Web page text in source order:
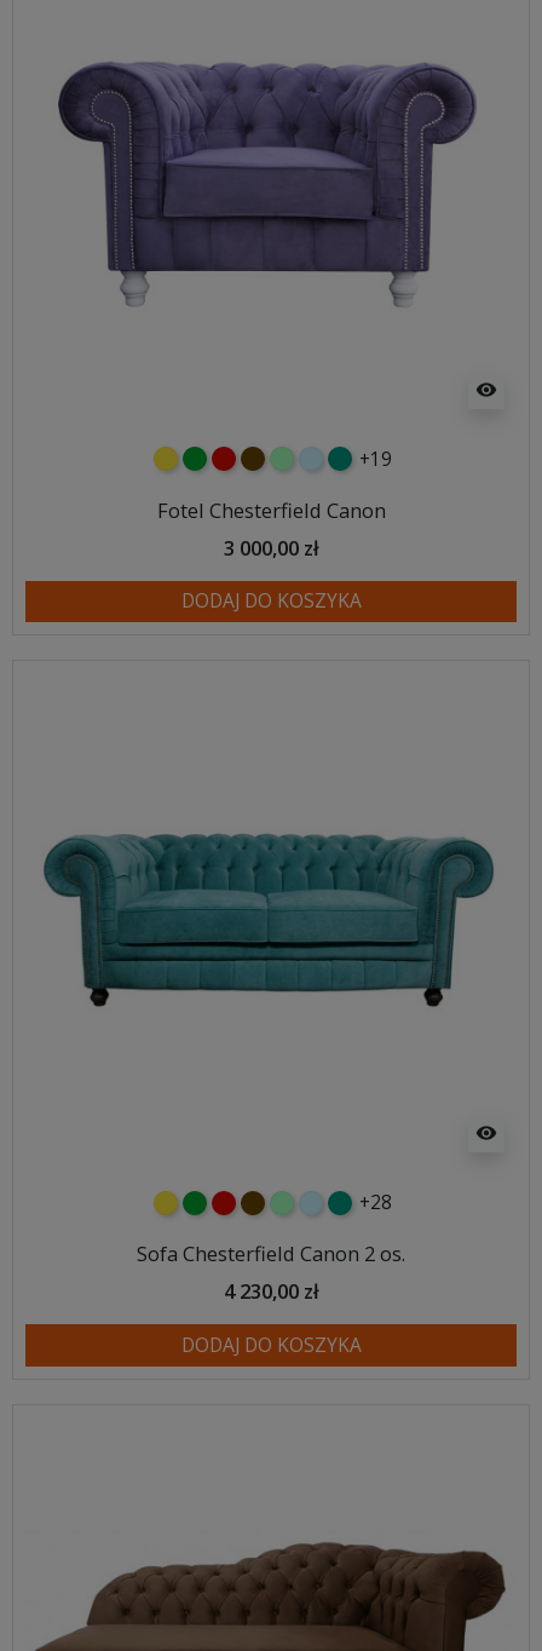
visibility
żółtyzielonyczerwony
czekoladowy
miętowybłękitny
turkusowy
+19
Fotel Chesterfield Canon
3 000,00 zł
DODAJ DO KOSZYKA
visibility
żółtyzielonyczerwony
czekoladowy
miętowybłękitny
turkusowy
+28
Sofa Chesterfield Canon 2 os.
4 230,00 zł
DODAJ DO KOSZYKA